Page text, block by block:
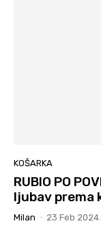
KOŠARKA
RUBIO PO
ljubav prema
Milan - 23 Feb